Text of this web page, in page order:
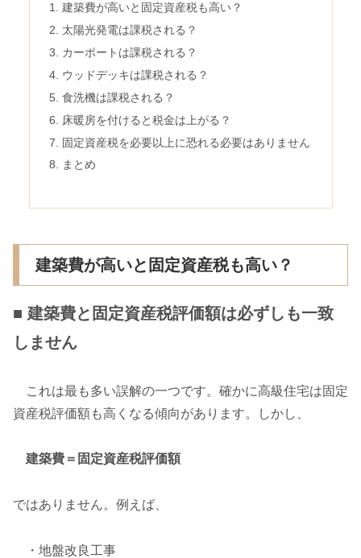
建築費が高いと固定資産税も高い？
太陽光発電は課税される？
カーポートは課税される？
ウッドデッキは課税される？
食洗機は課税される？
床暖房を付けると税金は上がる？
固定資産税を必要以上に恐れる必要はありません
まとめ
建築費が高いと固定資産税も高い？
■ 建築費と固定資産税評価額は必ずしも一致
しません
これは最も多い誤解の一つです。確かに高級住宅は固定
資産税評価額も高くなる傾向があります。しかし、
建築費＝固定資産税評価額
ではありません。例えば、
・地盤改良工事